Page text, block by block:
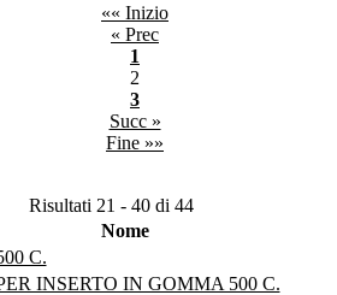
«« Inizio
« Prec
1
2
3
Succ »
Fine »»
Risultati 21 - 40 di 44
Nome
C.
INSERTO IN GOMMA 500 C.